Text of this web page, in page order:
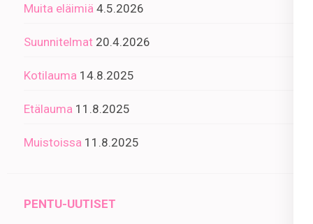
Muita eläimiä 4.5.2026
Suunnitelmat 20.4.2026
Kotilauma 14.8.2025
Etälauma 11.8.2025
Muistoissa 11.8.2025
PENTU-UUTISET